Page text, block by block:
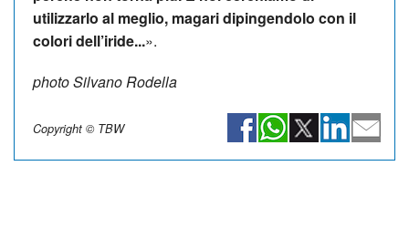
utilizzarlo al meglio, magari dipingendolo con il
colori dell’iride...».
photo Silvano Rodella
Copyright © TBW